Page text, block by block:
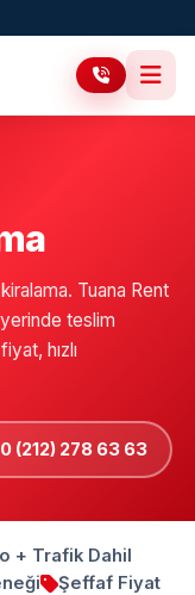
Tuana Rent
teslim
hızlı
(212) 278 63 63
+ Trafik Dahil
Şeffaf Fiyat